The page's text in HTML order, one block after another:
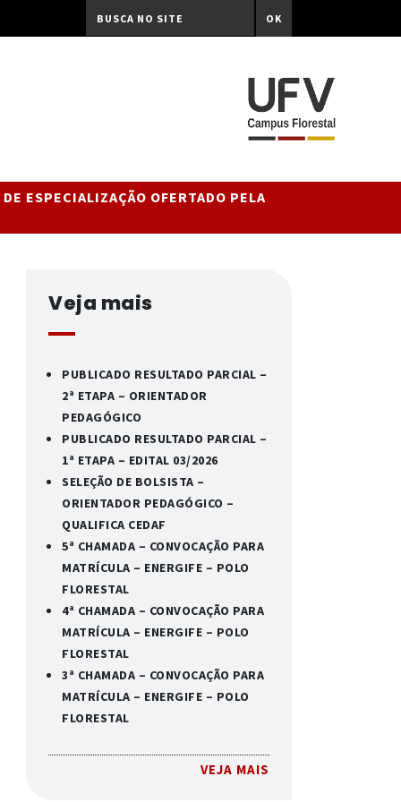
OK
ESPECIALIZAÇÃO OFERTADO PELA
Veja mais
PUBLICADO RESULTADO PARCIAL –
2ª ETAPA – ORIENTADOR
PEDAGÓGICO
PUBLICADO RESULTADO PARCIAL –
1ª ETAPA – EDITAL 03/2026
SELEÇÃO DE BOLSISTA –
ORIENTADOR PEDAGÓGICO –
QUALIFICA CEDAF
5ª CHAMADA – CONVOCAÇÃO PARA
MATRÍCULA – ENERGIFE – POLO
FLORESTAL
4ª CHAMADA – CONVOCAÇÃO PARA
MATRÍCULA – ENERGIFE – POLO
FLORESTAL
3ª CHAMADA – CONVOCAÇÃO PARA
MATRÍCULA – ENERGIFE – POLO
FLORESTAL
VEJA MAIS